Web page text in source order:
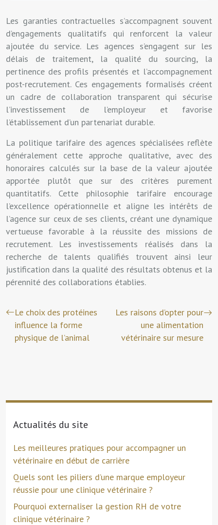
Les garanties contractuelles s’accompagnent souvent
d’engagements qualitatifs qui renforcent la valeur
ajoutée du service. Les agences s’engagent sur les
délais de traitement, la qualité du sourcing, la
pertinence des profils présentés et l’accompagnement
post-recrutement. Ces engagements formalisés créent
un cadre de collaboration transparent qui sécurise
l’investissement de l’employeur et favorise
l’établissement d’un partenariat durable.
La politique tarifaire des agences spécialisées reflète
généralement cette approche qualitative, avec des
honoraires calculés sur la base de la valeur ajoutée
apportée plutôt que sur des critères purement
quantitatifs. Cette philosophie tarifaire encourage
l’excellence opérationnelle et aligne les intérêts de
l’agence sur ceux de ses clients, créant une dynamique
vertueuse favorable à la réussite des missions de
recrutement. Les investissements réalisés dans la
recherche de talents qualifiés trouvent ainsi leur
justification dans la qualité des résultats obtenus et la
pérennité des collaborations établies.
Le choix des protéines
influence la forme
physique de l’animal
Les raisons d’opter pour
une alimentation
vétérinaire sur mesure
Actualités du site
Les meilleures pratiques pour accompagner un
vétérinaire en début de carrière
Quels sont les piliers d’une marque employeur
réussie pour une clinique vétérinaire ?
Pourquoi externaliser la gestion RH de votre
clinique vétérinaire ?